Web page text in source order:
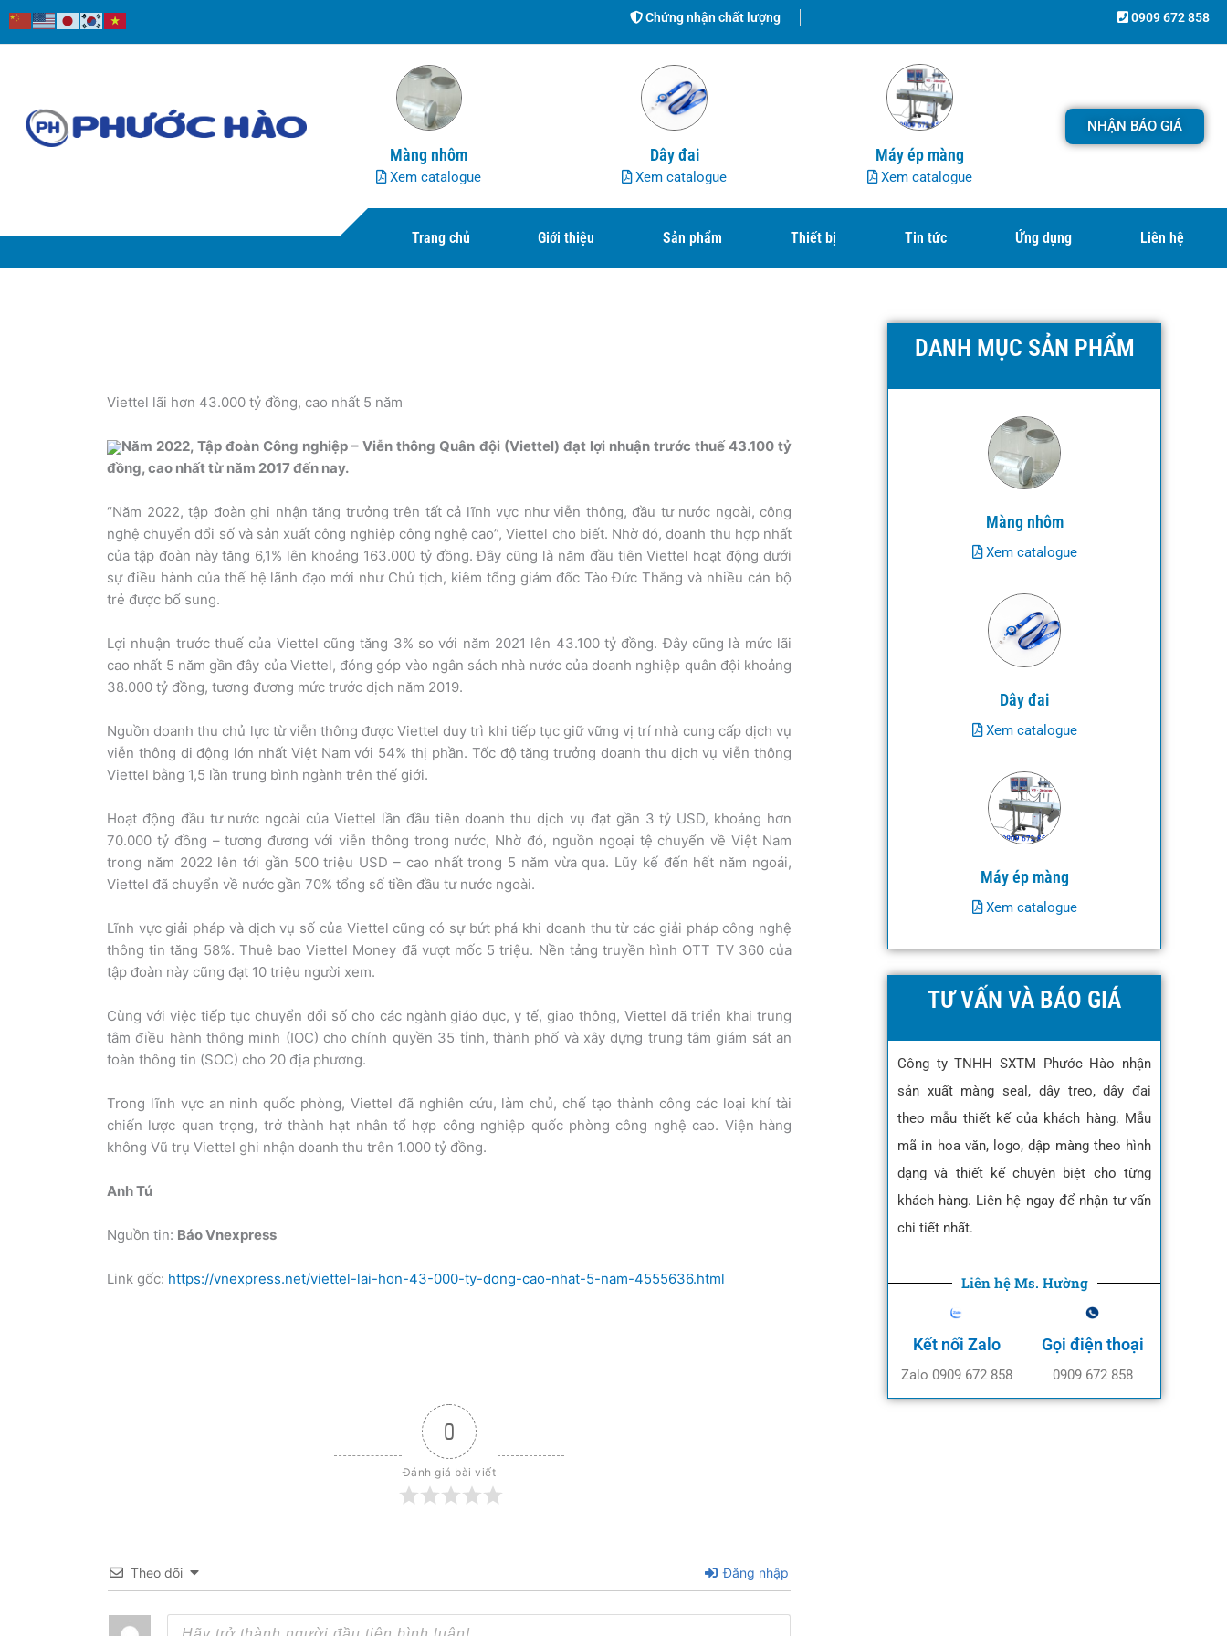
Nhảy
tới
Chứng nhận chất lượng 0909 672 858
Màng nhôm
Xem catalogue
Dây đai
Xem catalogue
Máy ép màng
Xem catalogue
NHẬN BÁO GIÁ
Trang chủ Giới thiệu Sản phẩm Thiết bị Tin tức Ứng dụng Liên hệ
Viettel lãi hơn 43.000 tỷ đồng, cao nhất 5 năm
Năm 2022, Tập đoàn Công nghiệp – Viễn thông Quân đội (Viettel) đạt lợi nhuận trước thuế 43.100 tỷ
đồng, cao nhất từ năm 2017 đến nay.
“Năm 2022, tập đoàn ghi nhận tăng trưởng trên tất cả lĩnh vực như viễn thông, đầu tư nước ngoài, công
nghệ chuyển đổi số và sản xuất công nghiệp công nghệ cao”, Viettel cho biết. Nhờ đó, doanh thu hợp nhất
của tập đoàn này tăng 6,1% lên khoảng 163.000 tỷ đồng. Đây cũng là năm đầu tiên Viettel hoạt động dưới
sự điều hành của thế hệ lãnh đạo mới như Chủ tịch, kiêm tổng giám đốc Tào Đức Thắng và nhiều cán bộ
trẻ được bổ sung.
Lợi nhuận trước thuế của Viettel cũng tăng 3% so với năm 2021 lên 43.100 tỷ đồng. Đây cũng là mức lãi
cao nhất 5 năm gần đây của Viettel, đóng góp vào ngân sách nhà nước của doanh nghiệp quân đội khoảng
38.000 tỷ đồng, tương đương mức trước dịch năm 2019.
Nguồn doanh thu chủ lực từ viễn thông được Viettel duy trì khi tiếp tục giữ vững vị trí nhà cung cấp dịch vụ
viễn thông di động lớn nhất Việt Nam với 54% thị phần. Tốc độ tăng trưởng doanh thu dịch vụ viễn thông
Viettel bằng 1,5 lần trung bình ngành trên thế giới.
Hoạt động đầu tư nước ngoài của Viettel lần đầu tiên doanh thu dịch vụ đạt gần 3 tỷ USD, khoảng hơn
70.000 tỷ đồng – tương đương với viễn thông trong nước, Nhờ đó, nguồn ngoại tệ chuyển về Việt Nam
trong năm 2022 lên tới gần 500 triệu USD – cao nhất trong 5 năm vừa qua. Lũy kế đến hết năm ngoái,
Viettel đã chuyển về nước gần 70% tổng số tiền đầu tư nước ngoài.
Lĩnh vực giải pháp và dịch vụ số của Viettel cũng có sự bứt phá khi doanh thu từ các giải pháp công nghệ
thông tin tăng 58%. Thuê bao Viettel Money đã vượt mốc 5 triệu. Nền tảng truyền hình OTT TV 360 của
tập đoàn này cũng đạt 10 triệu người xem.
Cùng với việc tiếp tục chuyển đổi số cho các ngành giáo dục, y tế, giao thông, Viettel đã triển khai trung
tâm điều hành thông minh (IOC) cho chính quyền 35 tỉnh, thành phố và xây dựng trung tâm giám sát an
toàn thông tin (SOC) cho 20 địa phương.
Trong lĩnh vực an ninh quốc phòng, Viettel đã nghiên cứu, làm chủ, chế tạo thành công các loại khí tài
chiến lược quan trọng, trở thành hạt nhân tổ hợp công nghiệp quốc phòng công nghệ cao. Viện hàng
không Vũ trụ Viettel ghi nhận doanh thu trên 1.000 tỷ đồng.
Anh Tú
Nguồn tin: Báo Vnexpress
Link gốc: https://vnexpress.net/viettel-lai-hon-43-000-ty-dong-cao-nhat-5-nam-4555636.html
0
Đánh giá bài viết
Theo dõi Đăng nhập
DANH MỤC SẢN PHẨM
Màng nhôm
Xem catalogue
Dây đai
Xem catalogue
Máy ép màng
Xem catalogue
TƯ VẤN VÀ BÁO GIÁ
Công ty TNHH SXTM Phước Hào nhận
sản xuất màng seal, dây treo, dây đai
theo mẫu thiết kế của khách hàng. Mẫu
mã in hoa văn, logo, dập màng theo hình
dạng và thiết kế chuyên biệt cho từng
khách hàng. Liên hệ ngay để nhận tư vấn
chi tiết nhất.
Liên hệ Ms. Hường
Kết nối Zalo
Zalo 0909 672 858
Gọi điện thoại
0909 672 858